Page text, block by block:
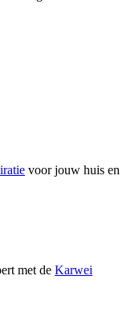
voor jouw huis en
met de Karwei